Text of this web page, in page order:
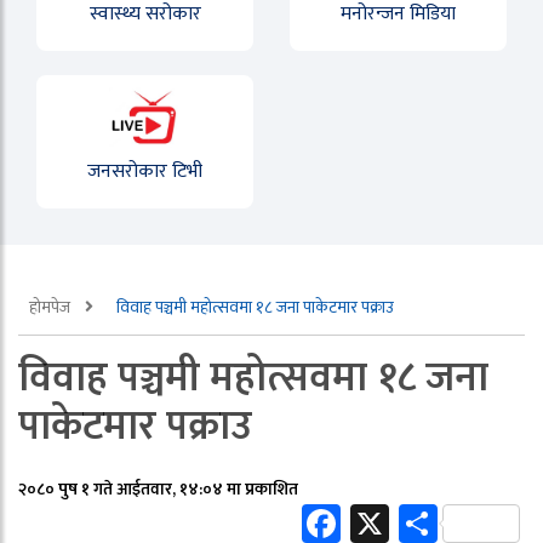
स्वास्थ्य सरोकार मनोरन्जन मिडिया
जनसरोकार टिभी
होमपेज विवाह पञ्चमी महोत्सवमा १८ जना पाकेटमार पक्राउ
विवाह पञ्चमी महोत्सवमा १८ जना
पाकेटमार पक्राउ
२०८० पुष १ गते आईतवार, १४:०४ मा प्रकाशित
Facebook
XShare